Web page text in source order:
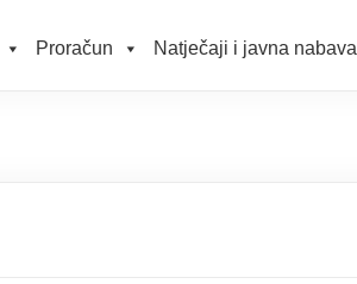
Proračun Natječaji i javna nabava